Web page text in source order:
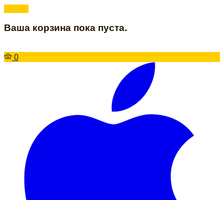
Ваша корзина пока пуста.
0